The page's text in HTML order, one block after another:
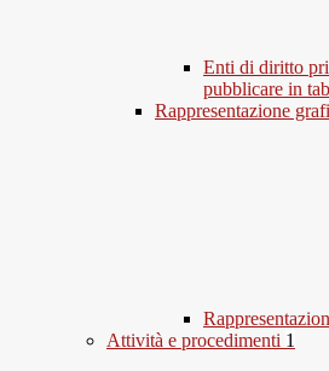
Enti di diritto
pubblicare in
Rappresentazione
Attività e procedimenti 1